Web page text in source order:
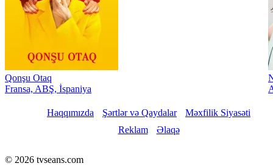
Qonşu Otaq
Fransa, ABŞ, İspaniya
Haqqımızda Şərtlər və Qaydalar
Məxfilik Siyasəti
Reklam
Əlaqə
© 2026 tvseans.com